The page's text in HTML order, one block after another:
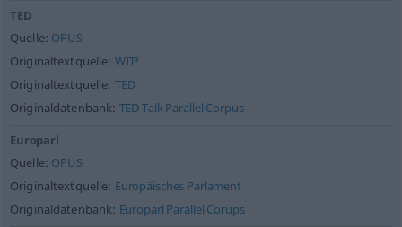
TED
Quelle: OPUS
Originaltextquelle: WIT³
Originaltextquelle: TED
Originaldatenbank: TED Talk Parallel Corpus
Europarl
Quelle: OPUS
Originaltextquelle: Europäisches Parlament
Originaldatenbank: Europarl Parallel Corups